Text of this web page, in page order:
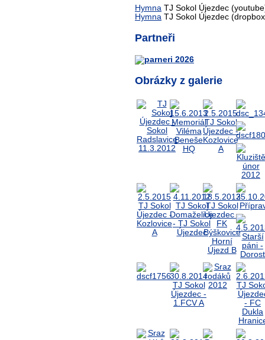
Hymna TJ Sokol Újezdec
Hymna TJ Sokol Újezdec
Partneři
Obrázky z galerie